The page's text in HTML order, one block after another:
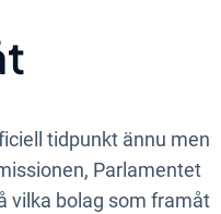
tidpunkt ännu men
Parlamentet
vilka bolag som framåt